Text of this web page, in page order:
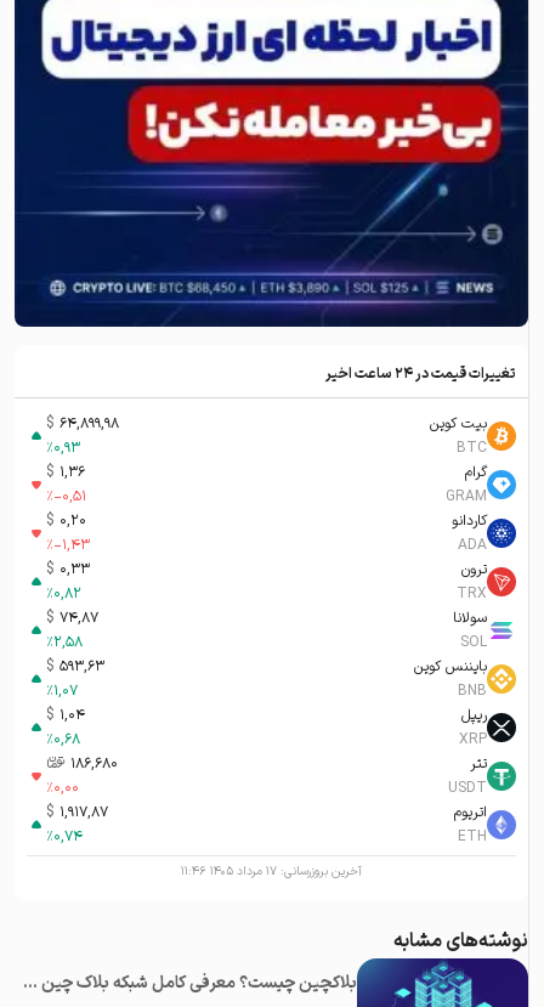
تغییرات قیمت در ۲۴ ساعت اخیر
بیت کوین
BTC
64,899,98
$
%0,93
گرام
GRAM
1,36
$
%-0,51
کاردانو
ADA
0,20
$
%-1,43
ترون
TRX
0,33
$
%0,82
سولانا
SOL
74,87
$
%2,58
بایننس کوین
BNB
593,63
$
%1,07
ریپل
XRP
1,04
$
%0,68
تتر
USDT
186,680 تومان-ء
%0,00
اتریوم
ETH
1,917,87
$
%0,74
آخرین بروزرسانی: ۱۷ مرداد ۱۴۰۵ ۱۱:۴۶
نوشته‌های مشابه
بلاکچین چیست؟ معرفی کامل شبکه بلاک چین + ویديو (Blockchain)